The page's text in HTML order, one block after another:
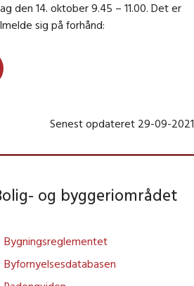
den 14. oktober 9.45 – 11.00. Det er
sig på forhånd:
Senest opdateret 29-09-2021
og byggeriområdet
Bygningsreglementet
Byfornyelsesdatabasen